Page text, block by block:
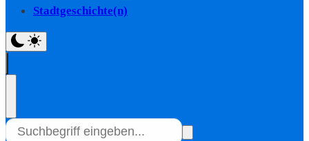
Stadtgeschichte(n)